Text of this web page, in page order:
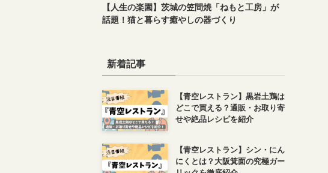
【人生の楽園】茨城の笠間焼「ねもと工房」が
話題！猫と暮らす癒やしの器づくり
新着記事
【青空レストラン】黒岩土鶏は
どこで買える？通販・お取り寄
せや絶品レシピを紹介
【青空レストラン】シン・にん
にくとは？大阪箕面の究極ガー